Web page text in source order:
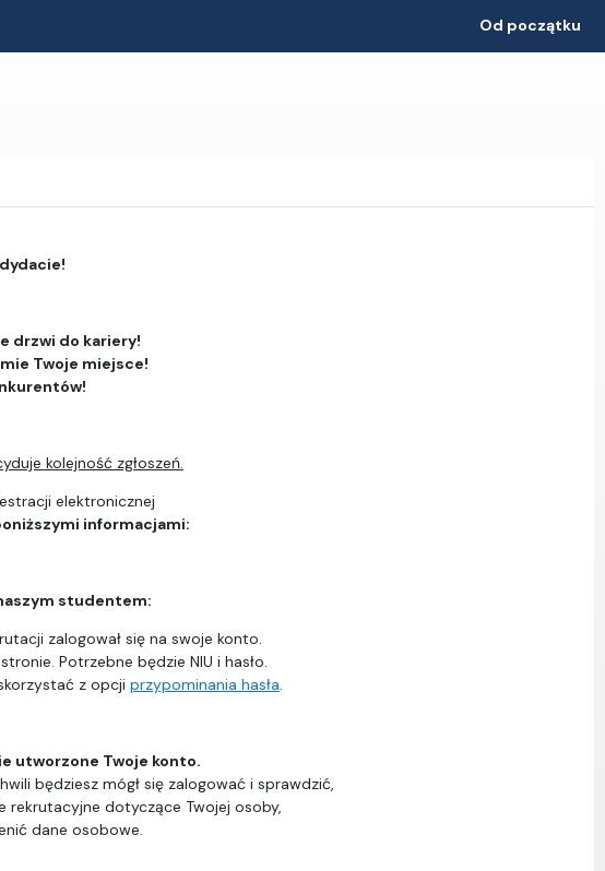
Od początku
drzwi do kariery!
Twoje miejsce!
kolejność zgłoszeń.
elektronicznej
informacjami:
studentem:
zalogował się na swoje konto.
Potrzebne będzie NIU i hasło.
z opcji przypominania hasła
utworzone Twoje konto.
będziesz mógł się zalogować i sprawdzić,
rekrutacyjne dotyczące Twojej osoby,
dane osobowe.